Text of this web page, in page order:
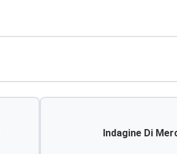
Indagine Di